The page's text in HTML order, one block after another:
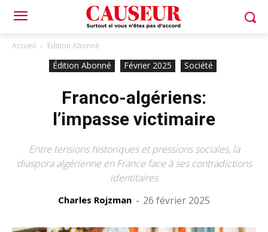
Accueil Édition Abonné
Édition Abonné Février 2025 Société
Franco-algériens:
l’impasse victimaire
Entre tensions historiques et pressions sociales, la
diaspora algérienne en France face à ses contradictions
identitaires
Charles Rojzman - 26 février 2025